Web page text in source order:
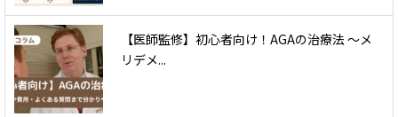
【医師監修】初心者向け！AGAの治療法 〜メ
リデメ...